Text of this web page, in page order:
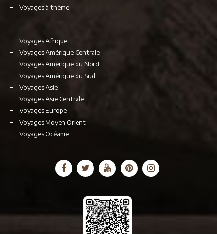
Voyages à thème
Voyages Afrique
Voyages Amérique Centrale
Voyages Amérique du Nord
Voyages Amérique du Sud
Voyages Asie
Voyages Asie Centrale
Voyages Europe
Voyages Moyen Orient
Voyages Océanie